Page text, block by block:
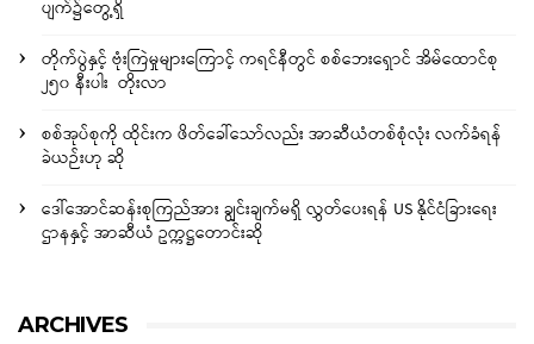
ပျက်၌တွေ့ရှိ
တိုက်ပွဲနှင့် ဗုံးကြဲမှုများကြောင့် ကရင်နီတွင် စစ်ဘေးရှောင် အိမ်ထောင်စု
၂၅၀ နီးပါး တိုးလာ
စစ်အုပ်စုကို ထိုင်းက ဖိတ်ခေါ်သော်လည်း အာဆီယံတစ်စုံလုံး လက်ခံရန်
ခဲယဉ်းဟု ဆို
ဒေါ်အောင်ဆန်းစုကြည်အား ချွင်းချက်မရှိ လွှတ်ပေးရန် US နိုင်ငံခြားရေး
ဌာနနှင့် အာဆီယံ ဥက္ကဋ္ဌတောင်းဆို
ARCHIVES